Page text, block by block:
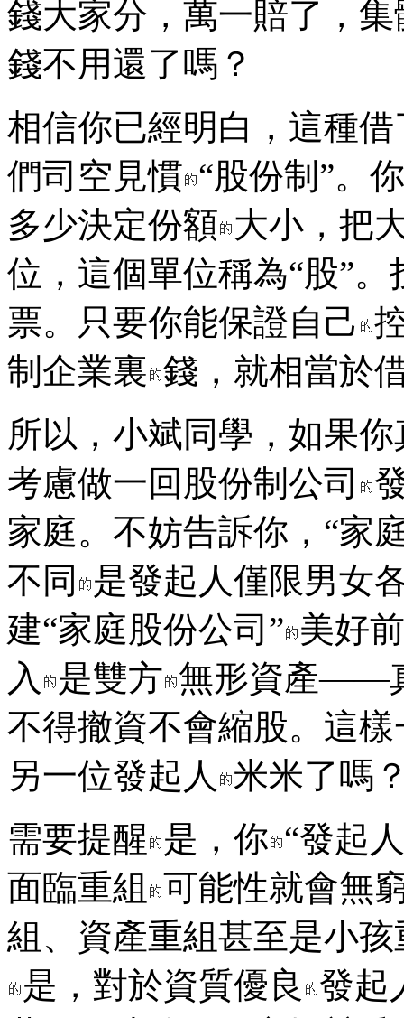
錢大家分，萬一賠了，
錢不用還了嗎？
相信你已經明白，這種
們司空見慣 “股份制”。
多少決定份額 大小，把
位，這個單位稱為“股”
票。只要你能保證自己
制企業裏 錢，就相當於
所以，小斌同學，如果
考慮做一回股份制公司
家庭。不妨告訴你，“家
不同
是發起人僅限男女
建“家庭股份公司” 美好
入
是雙方 無形資產——
不得撤資不會縮股。這
另一位發起人 米米了嗎
需要提醒 是，你 “發起
面臨重組 可能性就會無
組、資產重組甚至是小孩
是，對於資質優良 發起